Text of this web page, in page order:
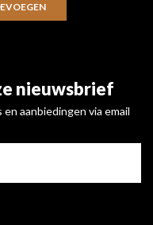
nieuwsbrief
aanbiedingen via email